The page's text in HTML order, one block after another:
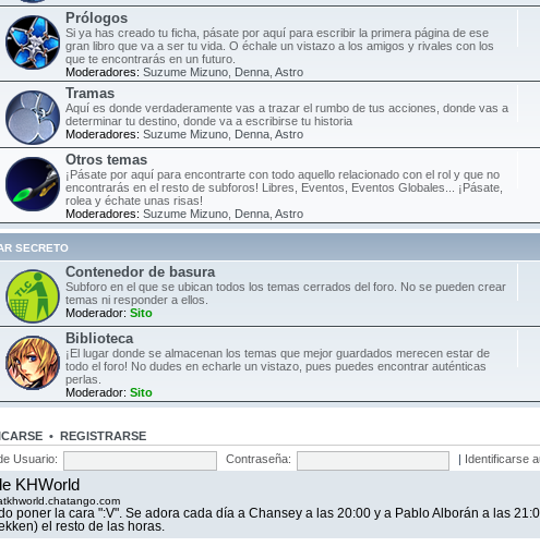
Prólogos
Si ya has creado tu ficha, pásate por aquí para escribir la primera página de ese
gran libro que va a ser tu vida. O échale un vistazo a los amigos y rivales con los
que te encontrarás en un futuro.
Moderadores: Suzume Mizuno Denna Astro
Tramas
Aquí es donde verdaderamente vas a trazar el rumbo de tus acciones, donde vas a
determinar tu destino, donde va a escribirse tu historia
Moderadores: Suzume Mizuno Denna Astro
Otros temas
¡Pásate por aquí para encontrarte con todo aquello relacionado con el rol y que no
encontrarás en el resto de subforos! Libres, Eventos, Eventos Globales... ¡Pásate,
rolea y échate unas risas!
Moderadores: Suzume Mizuno Denna Astro
SECRETO
Contenedor de basura
Subforo en el que se ubican todos los temas cerrados del foro. No se pueden crear
temas ni responder a ellos.
Moderador: Sito
Biblioteca
¡El lugar donde se almacenan los temas que mejor guardados merecen estar de
todo el foro! No dudes en echarle un vistazo, pues puedes encontrar auténticas
perlas.
Moderador: Sito
• REGISTRARSE
Usuario:
Contraseña: Identificarse